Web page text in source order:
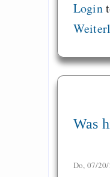
Login
Was
Do, 07/